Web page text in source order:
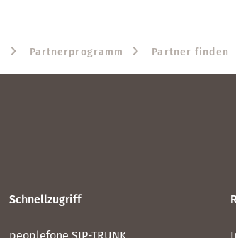
Partnerprogramm Partner finden
Schnellzugriff